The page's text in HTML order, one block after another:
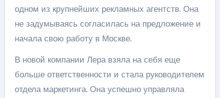
одном из крупнейших рекламных агентств. Она
не задумываясь согласилась на предложение и
начала свою работу в Москве.
В новой компании Лера взяла на себя еще
больше ответственности и стала руководителем
отдела маркетинга. Она успешно управляла